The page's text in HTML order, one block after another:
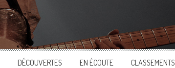
DÉCOUVERTES EN ÉCOUTE CLASSEMENTS